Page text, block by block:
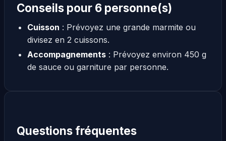
Conseils pour 6 personne(s)
Cuisson : Prévoyez une grande marmite ou
divisez en 2 cuissons.
Accompagnements: Prévoyez environ 450 g
de sauce ou garniture par personne.
Questions fréquentes